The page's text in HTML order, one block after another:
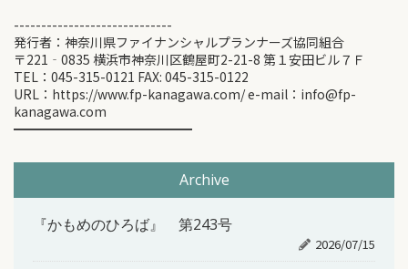
-----------------------------
発行者：神奈川県ファイナンシャルプランナーズ協同組合
〒221‐0835 横浜市神奈川区鶴屋町2-21-8 第１安田ビル７Ｆ
TEL：045-315-0121 FAX: 045-315-0122
URL：https://www.fp-kanagawa.com/ e-mail：info@fp-
kanagawa.com
━━━━━━━━━━━━━━
Archive
『かもめのひろば』 第243号
2026/07/15